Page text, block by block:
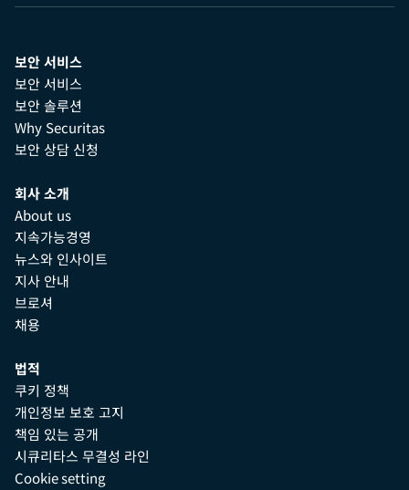
보안 서비스
보안 서비스
보안 솔루션
Why Securitas
보안 상담 신청
회사 소개
About us
지속가능경영
뉴스와 인사이트
지사 안내
브로셔
채용
법적
쿠키 정책
개인정보 보호 고지
책임 있는 공개
시큐리타스 무결성 라인
Cookie setting